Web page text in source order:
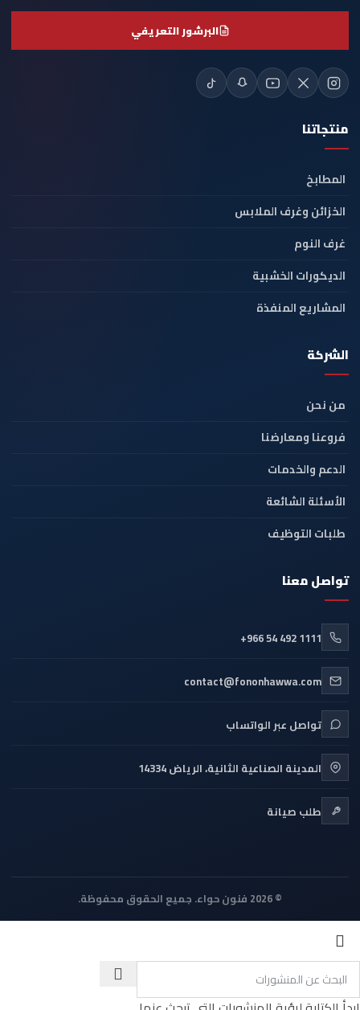
البرشور التعريفي
منتجاتنا
المطابخ
الخزائن وغرف الملابس
غرف النوم
الديكورات الخشبية
المشاريع المنفذة
الشركة
من نحن
فروعنا ومعارضنا
الدعم والخدمات
الأسئلة الشائعة
طلبات التوظيف
تواصل معنا
+966 54 492 1111
contact@fononhawwa.com
تواصل عبر الواتساب
المدينة الصناعية الثانية، الرياض 14334
طلب صيانة
© 2026 فنون حواء. جميع الحقوق محفوظة.